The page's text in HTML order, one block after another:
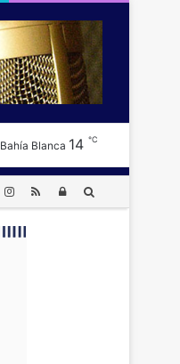
Bahía Blanca 14 ℃
Acceso